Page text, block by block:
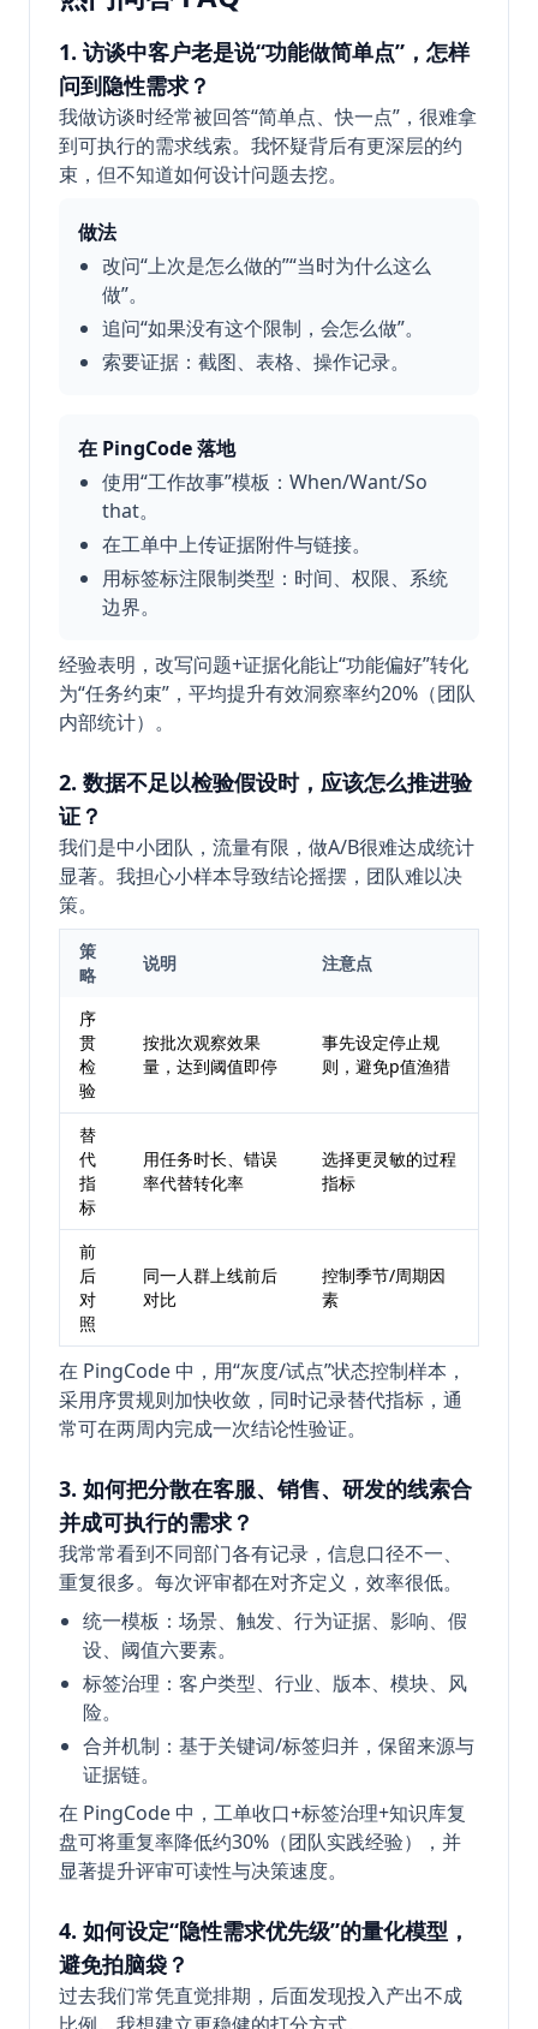
1. 访谈中客户老是说“功能做简单点”，怎样
问到隐性需求？
我做访谈时经常被回答“简单点、快一点”，很难拿
到可执行的需求线索。我怀疑背后有更深层的约
束，但不知道如何设计问题去挖。
做法
改问“上次是怎么做的”“当时为什么这么
做”。
追问“如果没有这个限制，会怎么做”。
索要证据：截图、表格、操作记录。
在 PingCode 落地
使用“工作故事”模板：When/Want/So
that。
在工单中上传证据附件与链接。
用标签标注限制类型：时间、权限、系统
边界。
经验表明，改写问题+证据化能让“功能偏好”转化
为“任务约束”，平均提升有效洞察率约20%（团队
内部统计）。
2. 数据不足以检验假设时，应该怎么推进验
证？
我们是中小团队，流量有限，做A/B很难达成统计
显著。我担心小样本导致结论摇摆，团队难以决
策。
策
略
说明 注意点
序
贯
检
验
按批次观察效果
量，达到阈值即停
事先设定停止规
则，避免p值渔猎
替
代
指
标
用任务时长、错误
率代替转化率
选择更灵敏的过程
指标
前
后
对
照
同一人群上线前后
对比
控制季节/周期因
素
在 PingCode 中，用“灰度/试点”状态控制样本，
采用序贯规则加快收敛，同时记录替代指标，通
常可在两周内完成一次结论性验证。
3. 如何把分散在客服、销售、研发的线索合
并成可执行的需求？
我常常看到不同部门各有记录，信息口径不一、
重复很多。每次评审都在对齐定义，效率很低。
统一模板：场景、触发、行为证据、影响、假
设、阈值六要素。
标签治理：客户类型、行业、版本、模块、风
险。
合并机制：基于关键词/标签归并，保留来源与
证据链。
在 PingCode 中，工单收口+标签治理+知识库复
盘可将重复率降低约30%（团队实践经验），并
显著提升评审可读性与决策速度。
4. 如何设定“隐性需求优先级”的量化模型，
避免拍脑袋？
过去我们常凭直觉排期，后面发现投入产出不成